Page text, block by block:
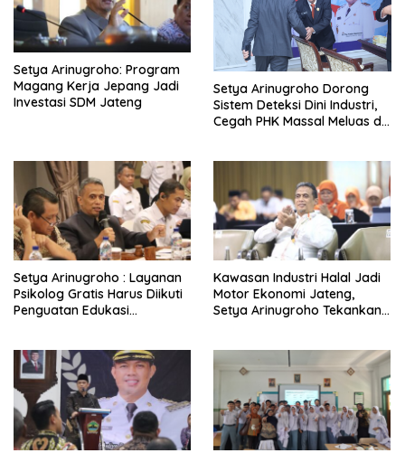
Setya Arinugroho: Program
Magang Kerja Jepang Jadi
Investasi SDM Jateng
Setya Arinugroho Dorong
Sistem Deteksi Dini Industri,
Cegah PHK Massal Meluas di
Setya Arinugroho : Layanan
Psikolog Gratis Harus Diikuti
Penguatan Edukasi
Kawasan Industri Halal Jadi
Motor Ekonomi Jateng,
Setya Arinugroho Tekankan